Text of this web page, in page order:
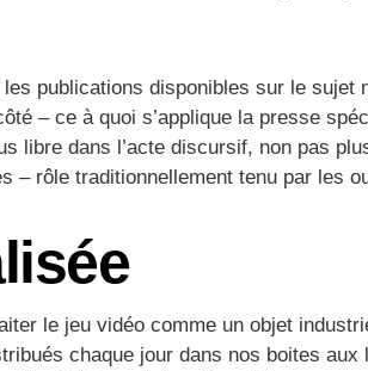
publications disponibles sur le sujet
– ce à quoi s’applique la presse
libre dans l’acte discursif, non pas
– rôle traditionnellement tenu par les
le jeu vidéo comme un objet
chaque jour dans nos boites aux